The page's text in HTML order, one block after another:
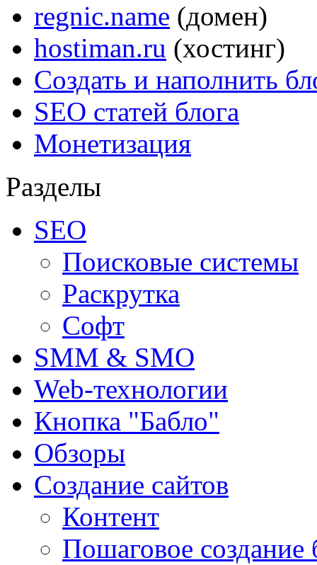
regnic.name (домен)
hostiman.ru (хостинг)
Создать и наполнить
SEO статей блога
Монетизация
Разделы
SEO
Поисковые системы
Раскрутка
Софт
SMM & SMO
Web-технологии
Кнопка "Бабло"
Обзоры
Создание сайтов
Контент
Пошаговое создание